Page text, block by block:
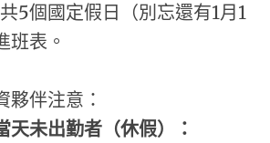
共5個國定假日（別忘還有1月1
班表。
夥伴注意：
天未出勤者（休假）：